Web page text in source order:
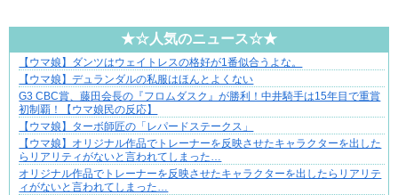
★☆人気のニュース☆★
分かり合えているはずの夫が、一番遠い
【ウマ娘】ダンツはウェイトレスの格好が1番似合うよな。
【ウマ娘】デュランダルの私服はほんとよくない
G3 CBC賞、藤田会長の『フロムダスク』が勝利！中井騎手は15年目で重賞
初制覇！【ウマ娘民の反応】
【ウマ娘】ターボ師匠の「レパードステークス」
【ウマ娘】オリジナル作品でトレーナーを反映させたキャラクターを出した
らリアリティがないと言われてしまった…
オリジナル作品でトレーナーを反映させたキャラクターを出したらリアリテ
ィがないと言われてしまった…